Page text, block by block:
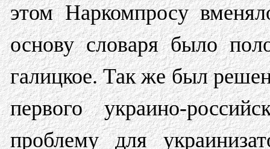
этом Наркомпросу
основу словаря было
галицкое. Так же был
первого украино-
проблему для